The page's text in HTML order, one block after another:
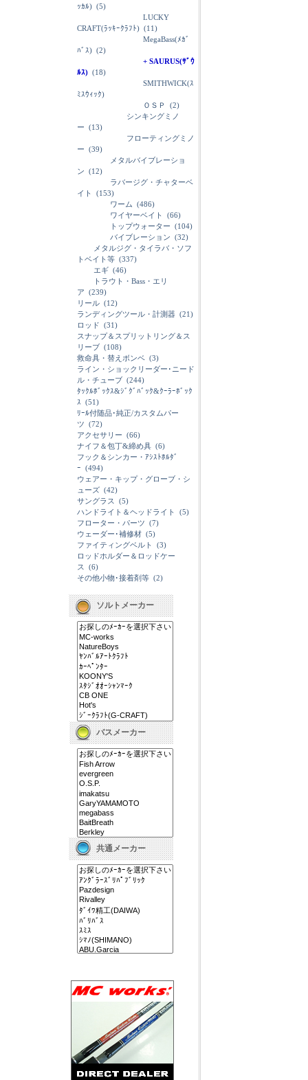
ｯｶﾙ) (5)
LUCKY
CRAFT(ﾗｯｷｰｸﾗﾌﾄ) (11)
MegaBass(ﾒｶﾞ
ﾊﾞｽ) (2)
+ SAURUS(ｻﾞｳ
ﾙｽ) (18)
SMITHWICK(ｽ
ﾐｽｳｨｯｸ)
ＯＳＰ
(2)
シンキングミノ
ー (13)
フローティングミノ
ー (39)
メタルバイブレーショ
ン (12)
ラバージグ・チャターベ
イト
(153)
ワーム (486)
ワイヤーベイト
(66)
トップウォーター (104)
バイブレーション (32)
メタルジグ・タイラバ・ソフ
トベイト等 (337)
エギ (46)
トラウト・Bass・エリ
ア (239)
リール (12)
ランディングツール・計測器 (21)
ロッド (31)
スナップ＆スプリットリング＆ス
リーブ (108)
救命具・替えボンベ (3)
ライン・ショックリーダー･ニード
ル・チューブ (244)
ﾀｯｸﾙﾎﾞｯｸｽ&ｼﾞｸﾞﾊﾞｯｸ&ｸｰﾗｰﾎﾞｯｸ
ｽ (51)
ﾘｰﾙ付随品･純正/カスタムパー
ツ (72)
アクセサリー (66)
ナイフ＆包丁&締め具 (6)
フック＆シンカー・ｱｼｽﾄﾎﾙﾀﾞ
ｰ (494)
ウェアー・キップ・グローブ・シ
ューズ (42)
サングラス
(5)
ハンドライト＆ヘッドライト
(5)
フローター・パーツ (7)
ウェーダー･補修材 (5)
ファイティングベルト
(3)
ロッドホルダー＆ロッドケー
ス
(6)
その他小物･接着剤等 (2)
ソルトメーカー
バスメーカー
共通メーカー